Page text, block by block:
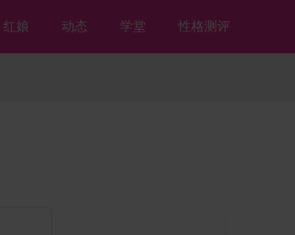
红娘 动态 学堂 性格测评